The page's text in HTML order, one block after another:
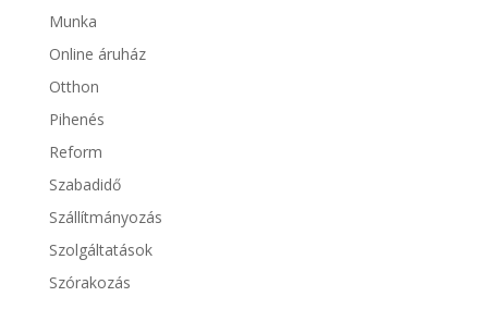
Munka
Online áruház
Otthon
Pihenés
Reform
Szabadidő
Szállítmányozás
Szolgáltatások
Szórakozás